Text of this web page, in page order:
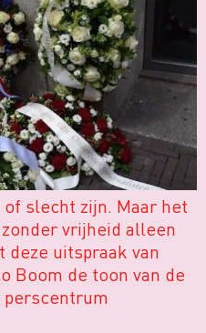
of slecht zijn. Maar het
vrijheid alleen
deze uitspraak van
Boom de toon van de